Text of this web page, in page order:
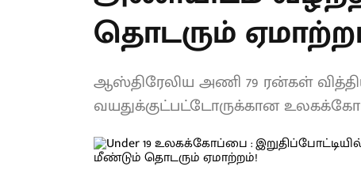
தொடரும்
ஆஸ்திரேலிய அணி 79 ரன்கள்
வயதுக்குட்பட்டோருக்கான